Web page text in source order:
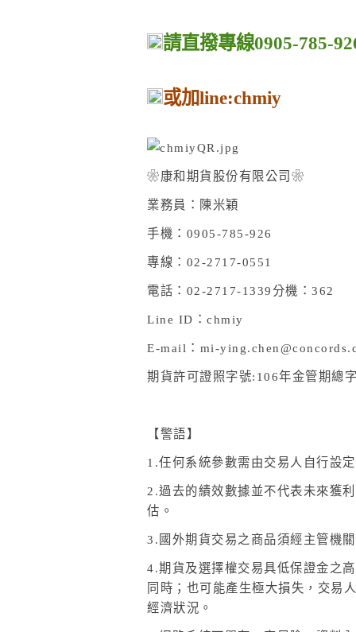
請直撥專線0905-785-
或加line:chmiy
❀康和期貨股份有限公司❀
業務員：陳米穎
手機：0905-785-926
專線：02-2717-0551
電話：02-2717-1339分機：362
Line ID ：chmiy
E-mail ：mi-
期貨許可證照字號:106年金管期總
【警語】
1.任何系統參數需由交易人自行設
2.過去的績效數據並不代表未來獲
估。
3. 國外期貨交易之商品須經主管機
4.期貨及選擇權交易具低保證金之
同時；也可能產生極大損失，交易
經濟狀況。